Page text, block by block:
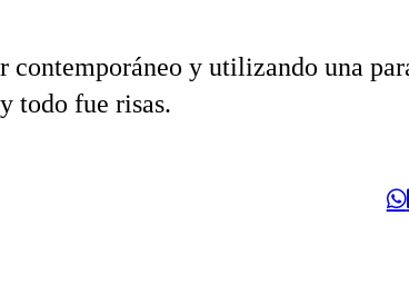
contemporáneo y utilizando una
todo fue risas.